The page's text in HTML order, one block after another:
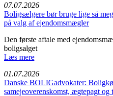
07.07.2026
Boligsælgere bør bruge lige så
på valg af ejendomsmægler
Den første aftale med
boligsalget
Læs mere
01.07.2026
Danske BOLIGadvokater:
samejeoverenskomst, ægtepagt og